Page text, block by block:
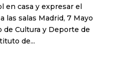
en casa y expresar el
las salas Madrid, 7 Mayo
Cultura y Deporte de
de...